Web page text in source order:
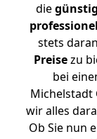
die
stets
Preisezu
bei
Michelstadt
wir alles
Ob Sie nun